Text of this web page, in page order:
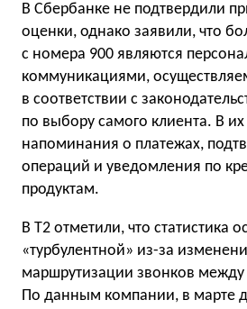
В Сбербанке не подтвердили
оценки, однако заявили, что
с номера 900 являются
коммуникациями,
в соответствии с
по выбору самого клиента. В
напоминания о платежах,
операций и уведомления по
продуктам.
В T2 отметили, что статистика
«турбулентной» из-за
маршрутизации звонков
По данным компании, в марте